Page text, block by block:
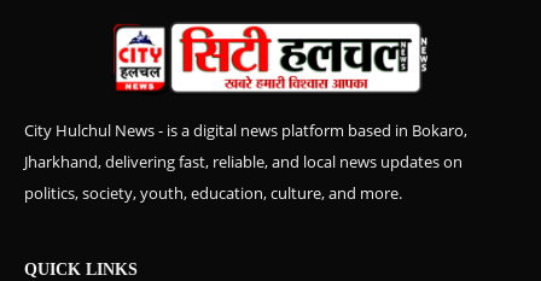
City Hulchul News - is a digital news platform based in Bokaro,
Jharkhand, delivering fast, reliable, and local news updates on
politics, society, youth, education, culture, and more.
QUICK LINKS